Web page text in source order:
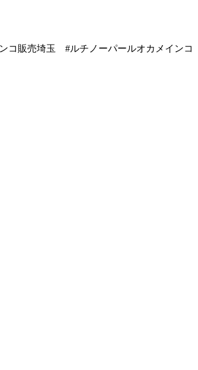
コ販売埼玉 #ルチノーパールオカメイン